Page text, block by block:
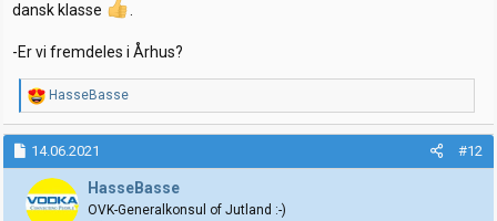
dansk klasse
-Er vi fremdeles i Århus?
R
e
a
k
s
j
o
HasseBasse
14.06.2021 #12
HasseBasse
OVK-Generalkonsul of Jutland :-)